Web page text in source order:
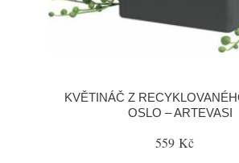
KVĚTINÁČ Z
OSLO – ARTEVASI
559 Kč